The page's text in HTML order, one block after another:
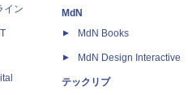
イン
MdN
MdN Books
MdN Design Interactive
テックリブ